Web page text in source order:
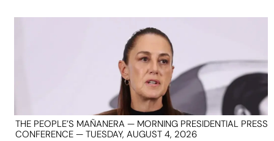
THE PEOPLE’S MAÑANERA — MORNING PRESIDENTIAL PRESS
CONFERENCE — TUESDAY, AUGUST 4, 2026